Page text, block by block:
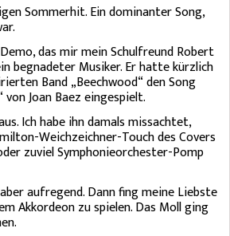
Sommerhit. Ein dominanter Song,
das mir mein Schulfreund Robert
begnadeter Musiker. Er hatte kürzlich
Band „Beechwood“ den Song
Joan Baez eingespielt.
Ich habe ihn damals missachtet,
Weichzeichner-Touch des Covers
zuviel Symphonieorchester-Pomp
aufregend. Dann fing meine Liebste
Akkordeon zu spielen. Das Moll ging